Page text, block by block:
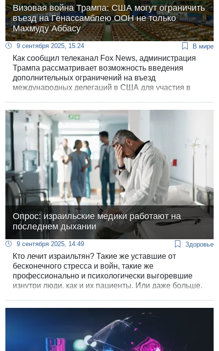
Визовая война Трампа: США могут ограничить
въезд на Генассамблею ООН не только
Махмуду Аббасу
9 сентября 2025, 15:24 В мире
Как сообщил телеканал Fox News, администрация
Трампа рассматривает возможность введения
дополнительных ограничений на въезд
международных делегаций в США для участия в
произошло после решения отказать в выдаче визы
президенту ПА Махмуду Аббасу, которое уже
вызвало широкий резонанс.
Опрос: израильские медики работают на
последнем дыхании
9 сентября 2025, 14:49 Здоровье
Кто лечит израильтян? Такие же уставшие от
бесконечного стресса и войн, такие же
профессионально и психологически выгоревшие
изнутри люди, как и их пациенты. Или даже больше,